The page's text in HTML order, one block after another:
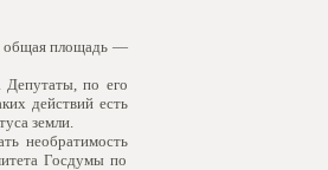
общая площадь —
Депутаты, по его
действий есть
земли.
необратимость
Госдумы по